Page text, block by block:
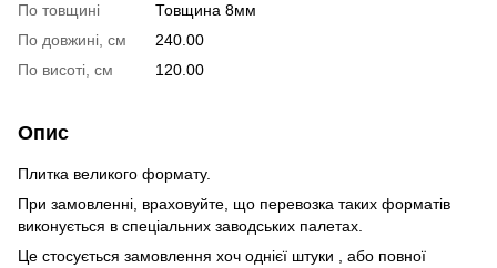
По товщині
Товщина 8мм
По довжині, см
240.00
По висоті, см
120.00
Опис
Плитка великого формату.
При замовленні, враховуйте, що перевозка таких форматів
виконується в спеціальних заводських палетах.
Це стосується замовлення хоч однієї штуки , або повної